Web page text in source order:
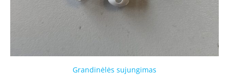
Grandinėlės sujungimas